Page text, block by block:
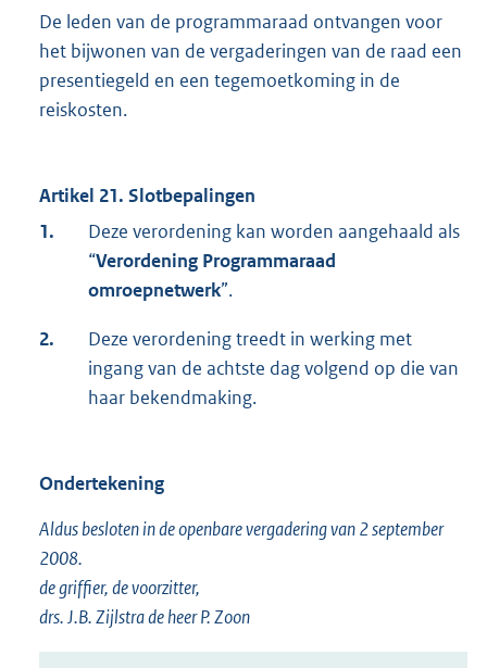
De leden van de programmaraad ontvangen voor
het bijwonen van de vergaderingen van de raad een
presentiegeld en een tegemoetkoming in de
reiskosten.
Artikel 21. Slotbepalingen
1.
Deze verordening kan worden aangehaald als
“Verordening Programmaraad
omroepnetwerk”.
2.
Deze verordening treedt in werking met
ingang van de achtste dag volgend op die van
haar bekendmaking.
Ondertekening
Aldus besloten in de openbare vergadering van 2 september
2008.
de griffier, de voorzitter,
drs. J.B. Zijlstra de heer P. Zoon